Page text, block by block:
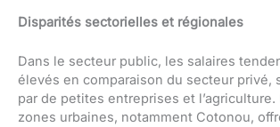
Disparités sectorielles et régionales
Dans le secteur public, les salaires
élevés en comparaison du secteur privé,
par de petites entreprises et l’agriculture.
zones urbaines, notamment Cotonou,